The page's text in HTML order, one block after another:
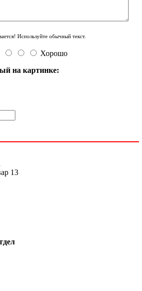
Используйте обычный текст.
Хорошо
на картинке:
13